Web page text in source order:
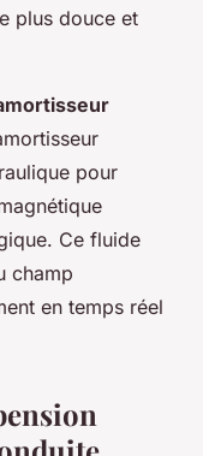
plus douce et
pour
Ce fluide
champ
en temps réel